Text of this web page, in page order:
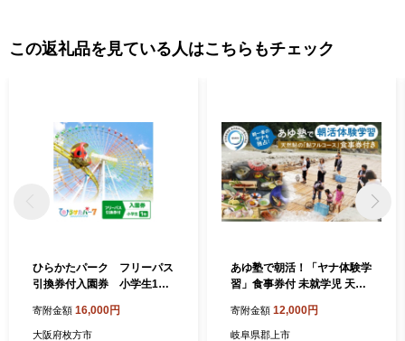
この返礼品を見ている人はこちらもチェック
ひらかたパーク フリーパス
引換券付入園券 小学生1枚
6174】
寄附金額 16,000円
大阪府枚方市
あゆ塾で朝活！「ヤナ体験学
習」食事券付 未就学児 天然
体験 夏休み 自由研究 食事付
き 天然鮎 郡上鮎 世界農業遺
寄附金額 12,000円
岐阜県郡上市